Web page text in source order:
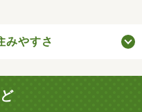
みやすさ